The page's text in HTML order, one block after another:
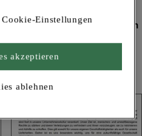
die grundlegenden
Darüber hinaus finden
und zum
Cookie-Einstellungen
ablehnen
akzeptieren